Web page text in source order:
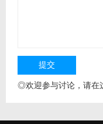
◎欢迎参与讨论，请在